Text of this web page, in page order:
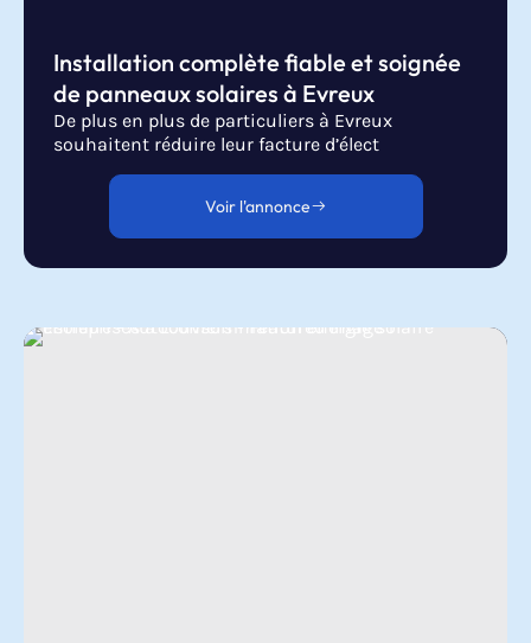
Installation complète fiable et soignée
de panneaux solaires à Evreux
De plus en plus de particuliers à Evreux
souhaitent réduire leur facture d’élect
Voir l'annonce